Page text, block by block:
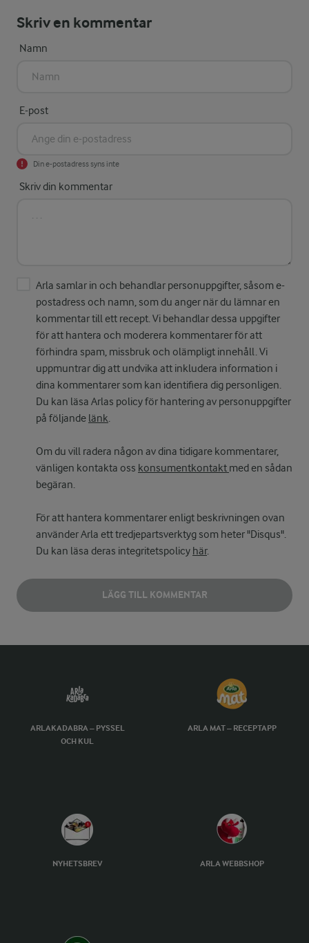
Skriv en kommentar
Namn
E-post
Din e-postadress syns inte
Skriv din kommentar
Arla samlar in och behandlar personuppgifter, såsom e-
postadress och namn, som du anger när du lämnar en
kommentar till ett recept. Vi behandlar dessa uppgifter
för att hantera och moderera kommentarer för att
förhindra spam, missbruk och olämpligt innehåll. Vi
uppmuntrar dig att undvika att inkludera information i
dina kommentarer som kan identifiera dig personligen.
Du kan läsa Arlas policy för hantering av personuppgifter
på följande länk.
Om du vill radera någon av dina tidigare kommentarer,
vänligen kontakta oss konsumentkontakt med en sådan
begäran.
För att hantera kommentarer enligt beskrivningen ovan
använder Arla ett tredjepartsverktyg som heter "Disqus".
Du kan läsa deras integritetspolicy här.
LÄGG TILL KOMMENTAR
ARLAKADABRA – PYSSEL
OCH KUL
ARLA MAT – RECEPTAPP
NYHETSBREV ARLA WEBBSHOP